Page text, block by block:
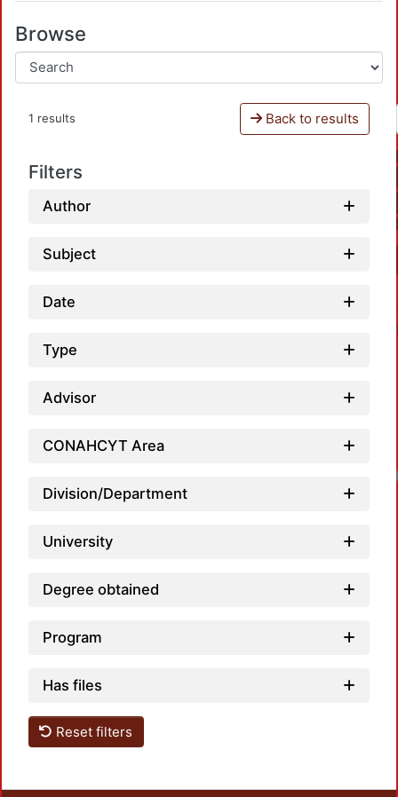
Browse
1 results Back to results
Filters
Author
Subject
Date
Type
Advisor
CONAHCYT Area
Division/Department
University
Degree obtained
Program
Has files
Reset filters